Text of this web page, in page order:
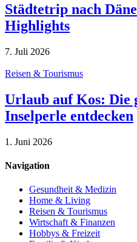
Städtetrip nach
Highlights
7. Juli 2026
Reisen & Tourismus
Urlaub auf Kos: Die
Inselperle entdecken
1. Juni 2026
Navigation
Gesundheit & Medizin
Home & Living
Reisen & Tourismus
Wirtschaft & Finanzen
Hobbys & Freizeit